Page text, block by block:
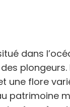
dans
plongeurs.
flore